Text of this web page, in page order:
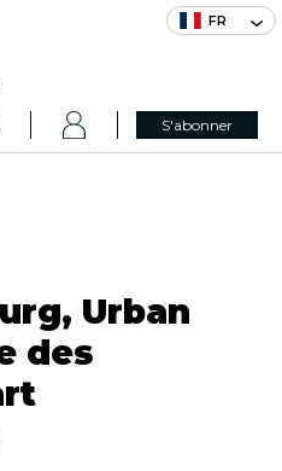
FR
S'abonner
Urban
des